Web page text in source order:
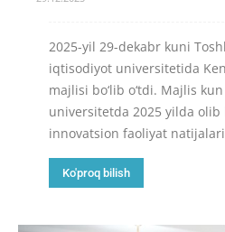
2025-yil 29-dekabr kuni
iqtisodiyot universitetida
majlisi bo‘lib o‘tdi. Majlis
universitetda 2025 yilda
innovatsion faoliyat
Ko'proq bilish